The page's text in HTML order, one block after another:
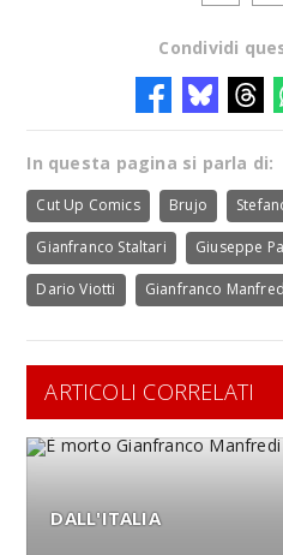
Condividi
In questa pagina si parla di:
Cut Up Comics Brujo
Gianfranco Staltari Giuseppe
Dario Viotti Gianfranco
ARTICOLI CORRELATI
DALL'ITALIA